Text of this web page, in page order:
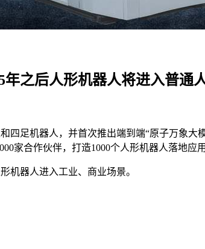
之后人形机器人将进入普通
四足机器人，并首次推出端到端“原子万象
家合作伙伴，打造1000个人形机器人落地应用
机器人进入工业、商业场景。